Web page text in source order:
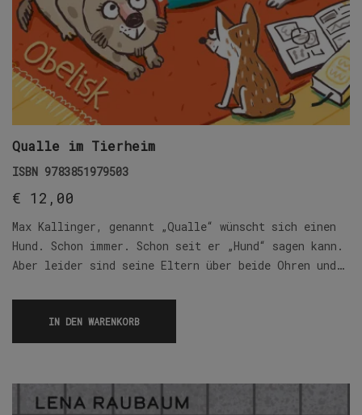
Qualle im Tierheim
ISBN 9783851979503
€ 12,00
Max Kallinger, genannt „Qualle“ wünscht sich einen
Hund. Schon immer. Schon seit er „Hund“ sagen kann.
Aber leider sind seine Eltern über beide Ohren und…
IN DEN WARENKORB